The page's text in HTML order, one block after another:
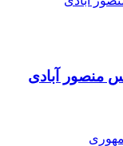
منصور آبادی